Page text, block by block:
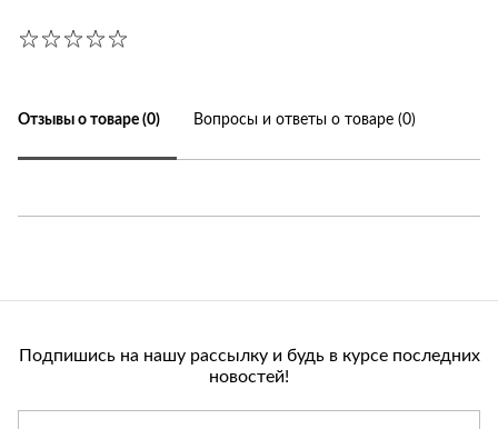
Отзывы о товаре (0) Вопросы и ответы о товаре (0)
Подпишись на нашу рассылку и будь в курсе последних
новостей!